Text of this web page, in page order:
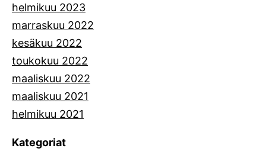
helmikuu 2023
marraskuu 2022
kesäkuu 2022
toukokuu 2022
maaliskuu 2022
maaliskuu 2021
helmikuu 2021
Kategoriat